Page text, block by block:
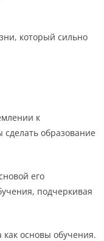
который сильно
к
образование
его
подчеркивая
основы обучения.